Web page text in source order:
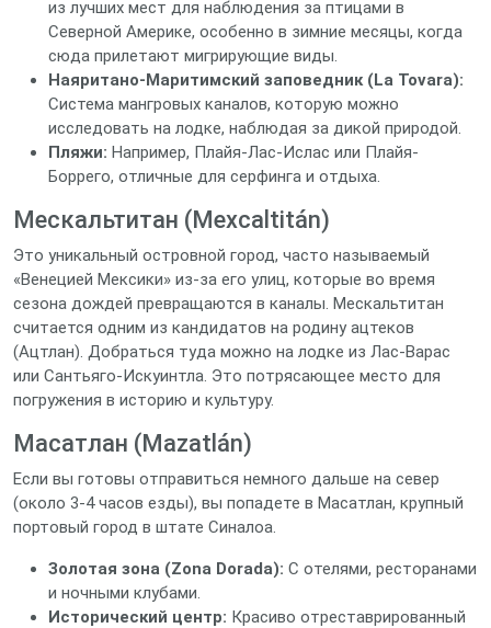
из лучших мест для наблюдения за птицами в
Северной Америке, особенно в зимние месяцы, когда
сюда прилетают мигрирующие виды.
Наяритано-Маритимский заповедник (La Tovara):
Система мангровых каналов, которую можно
исследовать на лодке, наблюдая за дикой природой.
Пляжи: Например, Плайя-Лас-Ислас или Плайя-
Боррего, отличные для серфинга и отдыха.
Мескальтитан (Mexcaltitán)
Это уникальный островной город, часто называемый
«Венецией Мексики» из-за его улиц, которые во время
сезона дождей превращаются в каналы. Мескальтитан
считается одним из кандидатов на родину ацтеков
(Ацтлан). Добраться туда можно на лодке из Лас-Варас
или Сантьяго-Искуинтла. Это потрясающее место для
погружения в историю и культуру.
Масатлан (Mazatlán)
Если вы готовы отправиться немного дальше на север
(около 3-4 часов езды), вы попадете в Масатлан, крупный
портовый город в штате Синалоа.
Золотая зона (Zona Dorada): С отелями, ресторанами
и ночными клубами.
Исторический центр: Красиво отреставрированный